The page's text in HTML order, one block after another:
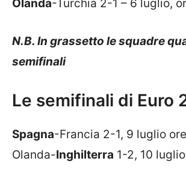
Olanda-Turchia 2-1 – 6 luglio,
N.B. In grassetto le squadre
semifinali
Le semifinali di Euro
Spagna-Francia 2-1, 9 luglio
Olanda-Inghilterra 1-2, 10